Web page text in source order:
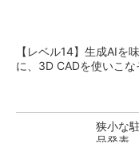
【レベル14】生成AIを
に、3D CADを使いこな
狭小な
品発表